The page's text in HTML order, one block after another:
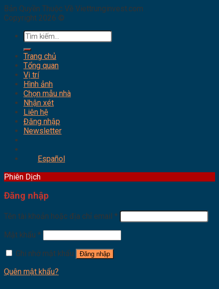
Bản Quyền Thuộc Về Viettrunginvest.com
Copyright 2026 ©
Tìm
kiếm:
Trang chủ
Tổng quan
Vị trí
Hình ảnh
Chọn mẫu nhà
Nhận xét
Liên hệ
Đăng nhập
Newsletter
Español
Phiên Dịch
Đăng nhập
Tên tài khoản hoặc địa chỉ email *
Mật khẩu *
Ghi nhớ mật khẩu
Đăng nhập
Quên mật khẩu?